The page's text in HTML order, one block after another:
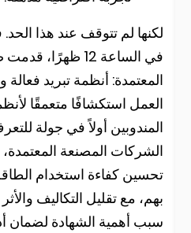
في الساعة 12 ظهرًا،
أنظمة تبريد فعالة
استكشافًا متعمقًا لأنظمة
أولاً في جولة للتعرف
المصنعة المعتمدة، قبل
كفاءة استخدام الطاقة في
مع تقليل التكاليف والأثر
أهمية الشهادة لضمان أداء